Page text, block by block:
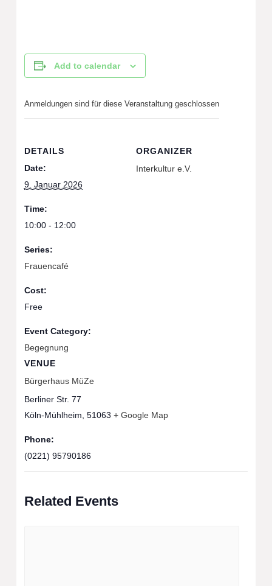
Add to calendar
DETAILS
Date:
9. Januar 2026
Time:
10:00 - 12:00
Series:
Frauencafé
Cost:
Free
Event Category:
Begegnung
VENUE
Bürgerhaus MüZe
Berliner Str. 77
Köln-Mühlheim 51063 + Google Map
Phone:
(0221) 95790186
ORGANIZER
Interkultur e.V.
Anmeldungen sind für diese Veranstaltung geschlossen
Related Events